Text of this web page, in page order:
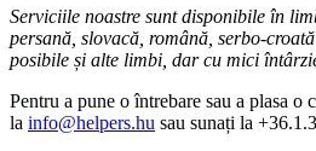
Serviciile noastre sunt disponibile în
persană, slovacă, română, serbo-
posibile și alte limbi, dar cu mici
Pentru a pune o întrebare sau a plasa o
la info@helpers.hu sau sunați la